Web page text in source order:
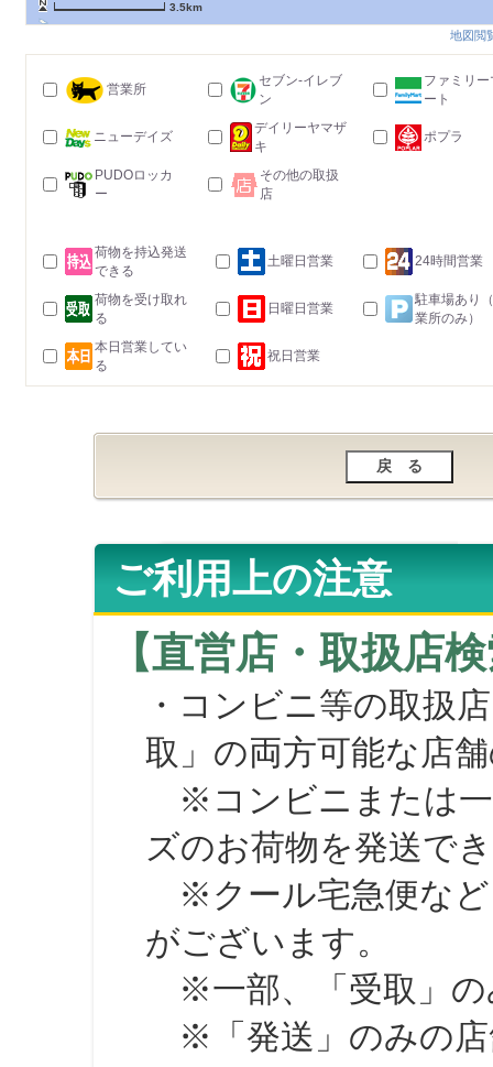
3.5km
地図閲
営業所
セブン-イレブ
ン
ファミリー
ート
ニューデイズ
デイリーヤマザ
キ
ポプラ
PUDOロッカ
ー
その他の取扱
店
荷物を持込発送
できる
土曜日営業 24時間営業
荷物を受け取れ
る
日曜日営業
駐車場あり
業所のみ）
本日営業してい
る
祝日営業
ご利用上の注意
【直営店・取扱店
・コンビニ等の取扱
取」の両方可能な店
※コンビニまたは一
ズのお荷物を発送で
※クール宅急便など
がございます。
※一部、「受取」の
※「発送」のみの店